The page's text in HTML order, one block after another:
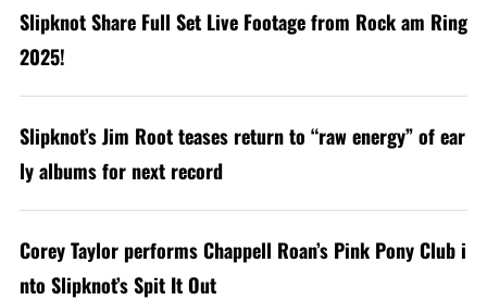
Slipknot Share Full Set Live Footage from Rock am Ring
2025!
Slipknot’s Jim Root teases return to “raw energy” of ear
ly albums for next record
Corey Taylor performs Chappell Roan’s Pink Pony Club i
nto Slipknot’s Spit It Out